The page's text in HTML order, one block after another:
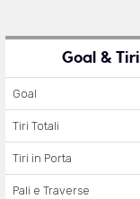
Goal & Tiri
Goal
Tiri Totali
Tiri in Porta
Pali e Traverse